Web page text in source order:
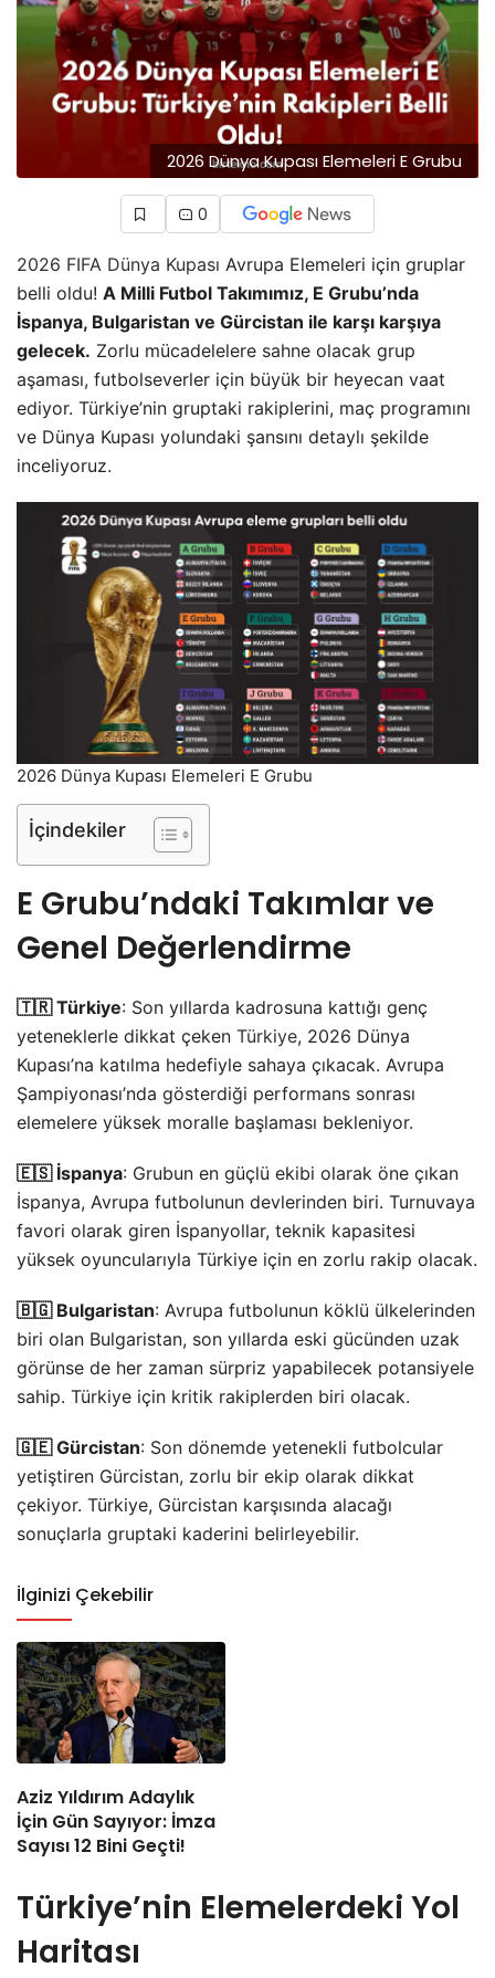
2026 Dünya Kupası Elemeleri E Grubu
0
2026 FIFA Dünya Kupası Avrupa Elemeleri için gruplar
belli oldu! A Milli Futbol Takımımız, E Grubu’nda
İspanya, Bulgaristan ve Gürcistan ile karşı karşıya
gelecek. Zorlu mücadelelere sahne olacak grup
aşaması, futbolseverler için büyük bir heyecan vaat
ediyor. Türkiye’nin gruptaki rakiplerini, maç programını
ve Dünya Kupası yolundaki şansını detaylı şekilde
inceliyoruz.
2026 Dünya Kupası Elemeleri E Grubu
İçindekiler
E Grubu’ndaki Takımlar ve
Genel Değerlendirme
🇹🇷 Türkiye: Son yıllarda kadrosuna kattığı genç
yeteneklerle dikkat çeken Türkiye, 2026 Dünya
Kupası’na katılma hedefiyle sahaya çıkacak. Avrupa
Şampiyonası’nda gösterdiği performans sonrası
elemelere yüksek moralle başlaması bekleniyor.
🇪🇸 İspanya: Grubun en güçlü ekibi olarak öne çıkan
İspanya, Avrupa futbolunun devlerinden biri. Turnuvaya
favori olarak giren İspanyollar, teknik kapasitesi
yüksek oyuncularıyla Türkiye için en zorlu rakip olacak.
🇧🇬 Bulgaristan: Avrupa futbolunun köklü ülkelerinden
biri olan Bulgaristan, son yıllarda eski gücünden uzak
görünse de her zaman sürpriz yapabilecek potansiyele
sahip. Türkiye için kritik rakiplerden biri olacak.
🇬🇪 Gürcistan: Son dönemde yetenekli futbolcular
yetiştiren Gürcistan, zorlu bir ekip olarak dikkat
çekiyor. Türkiye, Gürcistan karşısında alacağı
sonuçlarla gruptaki kaderini belirleyebilir.
İlginizi Çekebilir
Aziz Yıldırım Adaylık
İçin Gün Sayıyor: İmza
Sayısı 12 Bini Geçti!
Türkiye’nin Elemelerdeki Yol
Haritası